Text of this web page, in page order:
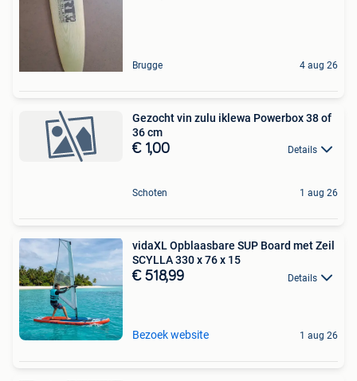
Brugge 4 aug 26
Gezocht vin zulu iklewa Powerbox 38 of
36 cm
€ 1,00 Details
Schoten 1 aug 26
vidaXL Opblaasbare SUP Board met Zeil
SCYLLA 330 x 76 x 15
€ 518,99 Details
Bezoek website 1 aug 26